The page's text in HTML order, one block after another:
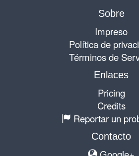
Sobre
Impreso
Política de
Términos de
Enlaces
Pricing
Credits
Reportar un
Contacto